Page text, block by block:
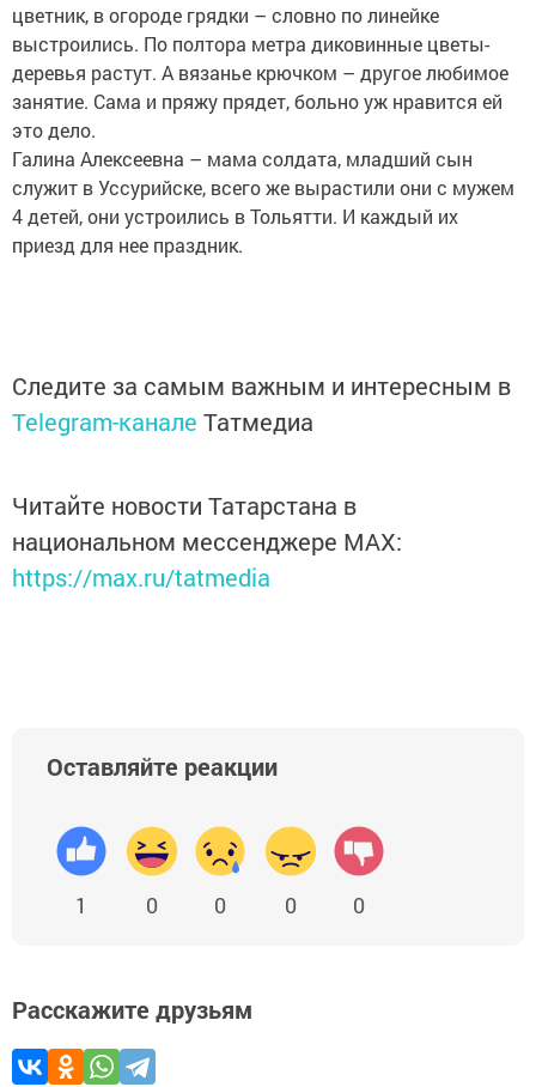
цветник, в огороде грядки – словно по линейке
выстроились. По полтора метра диковинные цветы-
деревья растут. А вязанье крючком – другое любимое
занятие. Сама и пряжу прядет, больно уж нравится ей
это дело.
Галина Алексеевна – мама солдата, младший сын
служит в Уссурийске, всего же вырастили они с мужем
4 детей, они устроились в Тольятти. И каждый их
приезд для нее праздник.
Следите за самым важным и интересным в
Telegram-канале Татмедиа
Читайте новости Татарстана в
национальном мессенджере MАХ:
https://max.ru/tatmedia
Оставляйте реакции
1 0 0 0 0
Расскажите друзьям